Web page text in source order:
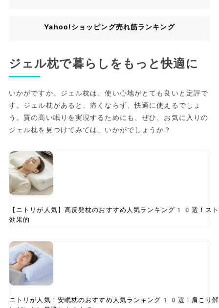
Yahoo!ショッピング売れ筋ランキング
ジェル枕で暮らしをもっと快適に
いかがですか。ジェル枕は、使い心地がとても良いと定評で
す。ジェル枕があると、痛くならず、快適に使えるでしょ
う。質の高い眠りを実現するためにも、ぜひ、お気に入りの
ジェル枕を見つけてみては、いかがでしょうか？
【ニトリが人気】高反発枕のおすすめ人気ランキング10選！ス
効果的
ニトリが人気！安眠枕のおすすめ人気ランキング10選！肩こり